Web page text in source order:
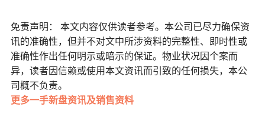
免责声明： 本文内容仅供读者参考。本公司已尽力确保资
讯的准确性，但并不对文中所涉资料的完整性、即时性或
准确性作出任何明示或暗示的保证。物业状况因个案而
异，读者因信赖或使用本文资讯而引致的任何损失，本公
司概不负责。
更多一手新盘资讯及销售资料